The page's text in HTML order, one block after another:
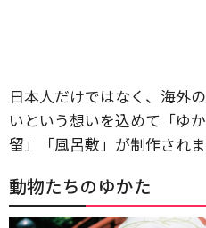
日本人だけではなく、海外
いという想いを込めて「ゆ
留」「風呂敷」が制作されま
動物たちのゆかた